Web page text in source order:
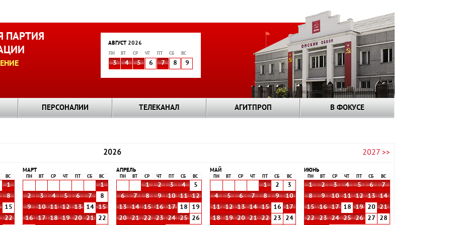
ПАРТИЯ
АВГУСТ 2026
ПН ВТ СР ЧТ СБ ВС
3 4 5 6 7 8 9
ПЕРСОНАЛИИ ТЕЛЕКАНАЛ АГИТПРОП В ФОКУСЕ
2026 2027 >>
ВС
1
8
15
22
МАРТ
ПН ВТ СР ЧТ СБ ВС
1
2
3 4 5 6 7
8
9
10 11 12 13 14
15
16
17 18 19 20 21
22
АПРЕЛЬ
ПН ВТ СР ЧТ СБ ВС
1 2 3 4
5
6
7 8 9 10 11
12
13
14 15 16 17 18
19
20
21 22 23 24 25
26
МАЙ
ПН ВТ СР ЧТ СБ ВС
1 2
3
4
5 6 7 8 9
10
11
12 13 14 15 16
17
18
19 20 21 22 23
24
ИЮНЬ
ПН ВТ СР ЧТ СБ ВС
1 2 3 4 5 6
7
8
9 10 11 12 13
14
15
16 17 18 19 20
21
22
23 24 25 26 27
28